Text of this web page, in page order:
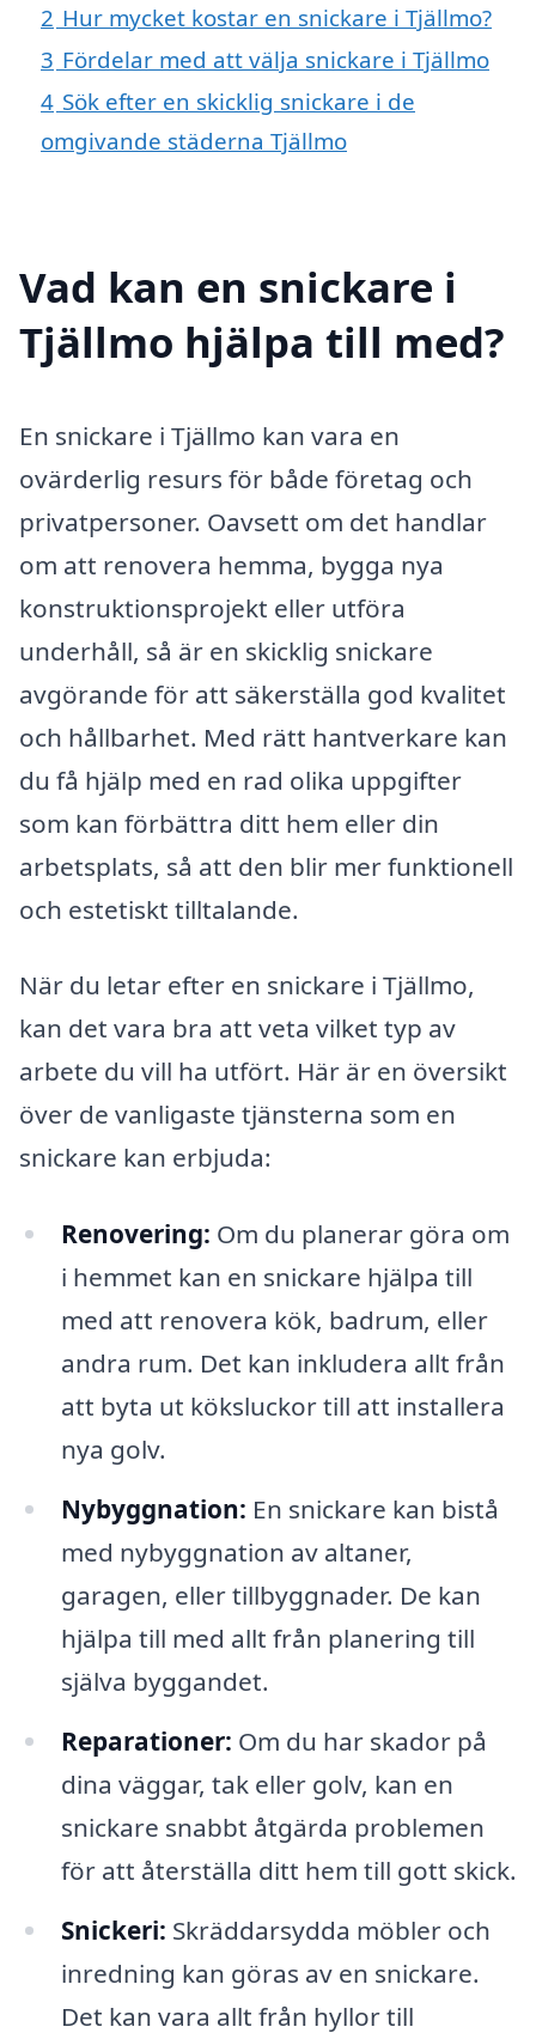
2 Hur mycket kostar en snickare i Tjällmo?
3 Fördelar med att välja snickare i Tjällmo
4 Sök efter en skicklig snickare i de
omgivande städerna Tjällmo
Vad kan en snickare i
Tjällmo hjälpa till med?
En snickare i Tjällmo kan vara en
ovärderlig resurs för både företag och
privatpersoner. Oavsett om det handlar
om att renovera hemma, bygga nya
konstruktionsprojekt eller utföra
underhåll, så är en skicklig snickare
avgörande för att säkerställa god kvalitet
och hållbarhet. Med rätt hantverkare kan
du få hjälp med en rad olika uppgifter
som kan förbättra ditt hem eller din
arbetsplats, så att den blir mer funktionell
och estetiskt tilltalande.
När du letar efter en snickare i Tjällmo,
kan det vara bra att veta vilket typ av
arbete du vill ha utfört. Här är en översikt
över de vanligaste tjänsterna som en
snickare kan erbjuda:
Renovering: Om du planerar göra om
i hemmet kan en snickare hjälpa till
med att renovera kök, badrum, eller
andra rum. Det kan inkludera allt från
att byta ut köksluckor till att installera
nya golv.
Nybyggnation: En snickare kan bistå
med nybyggnation av altaner,
garagen, eller tillbyggnader. De kan
hjälpa till med allt från planering till
själva byggandet.
Reparationer: Om du har skador på
dina väggar, tak eller golv, kan en
snickare snabbt åtgärda problemen
för att återställa ditt hem till gott skick.
Snickeri: Skräddarsydda möbler och
inredning kan göras av en snickare.
Det kan vara allt från hyllor till